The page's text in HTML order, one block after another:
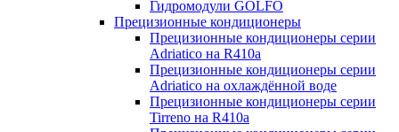
Гидромодули GOLFO
Прецизионные кондиционеры
Прецизионные кондиционеры серии
Adriatico на R410a
Прецизионные кондиционеры серии
Adriatico на охлаждённой воде
Прецизионные кондиционеры серии
Tirreno на R410a